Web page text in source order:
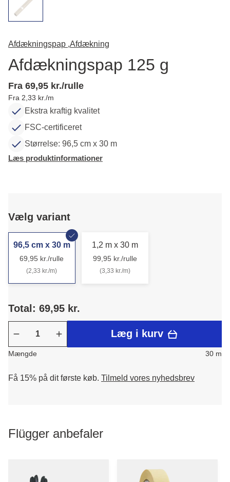
Afdækningspap ,Afdækning
Afdækningspap 125 g
Fra 69,95 kr./rulle
Fra 2,33 kr./m
Ekstra kraftig kvalitet
FSC-certificeret
Størrelse: 96,5 cm x 30 m
Læs produktinformationer
Vælg variant
96,5 cm x 30 m
69,95 kr./rulle
(2,33 kr./m)
1,2 m x 30 m
99,95 kr./rulle
(3,33 kr./m)
Total: 69,95 kr.
Læg i kurv
Mængde 30 m
Få 15% på dit første køb. Tilmeld vores nyhedsbrev
Flügger anbefaler